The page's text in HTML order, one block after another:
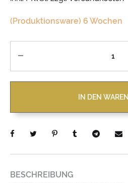
(Produktionsware) 6 Wochen
IN DEN
BESCHREIBUNG